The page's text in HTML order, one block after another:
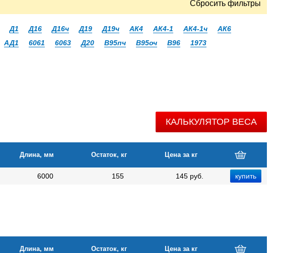
Сбросить фильтры
Д1 Д16 Д16ч Д19 Д19ч АК4 АК4-1 АК4-1ч
АК6
АД1 6061 6063 Д20 В95пч В95оч В96 1973
КАЛЬКУЛЯТОР ВЕСА
Длина, мм Остаток, кг Цена за кг
6000 155 145 руб.
Длина, мм Остаток, кг Цена за кг